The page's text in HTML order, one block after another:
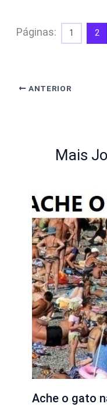
Páginas: 1 2
ANTERIOR
Mais
Ache o gato